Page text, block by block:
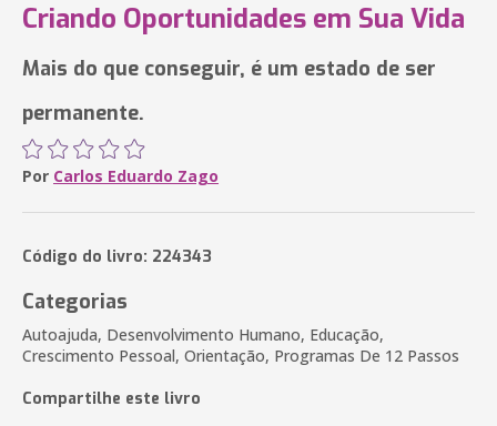
Criando Oportunidades em Sua Vida
Mais do que conseguir, é um estado de ser
permanente.
Por Carlos Eduardo Zago
Código do livro: 224343
Categorias
Autoajuda, Desenvolvimento Humano, Educação,
Crescimento Pessoal, Orientação, Programas De 12 Passos
Compartilhe este livro